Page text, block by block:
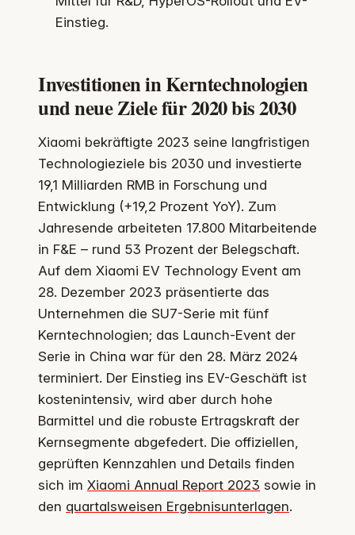
Einstieg.
Investitionen in Kerntechnologien
und neue Ziele für 2020 bis 2030
Xiaomi bekräftigte 2023 seine langfristigen
Technologieziele bis 2030 und investierte
19,1 Milliarden RMB in Forschung und
Entwicklung (+19,2 Prozent YoY). Zum
Jahresende arbeiteten 17.800 Mitarbeitende
in F&E – rund 53 Prozent der Belegschaft.
Auf dem Xiaomi EV Technology Event am
28. Dezember 2023 präsentierte das
Unternehmen die SU7-Serie mit fünf
Kerntechnologien; das Launch-Event der
Serie in China war für den 28. März 2024
terminiert. Der Einstieg ins EV-Geschäft ist
kostenintensiv, wird aber durch hohe
Barmittel und die robuste Ertragskraft der
Kernsegmente abgefedert. Die offiziellen,
geprüften Kennzahlen und Details finden
sich im Xiaomi Annual Report 2023 sowie in
den quartalsweisen Ergebnisunterlagen.